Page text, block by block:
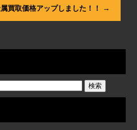
買取価格アップしました！！ →